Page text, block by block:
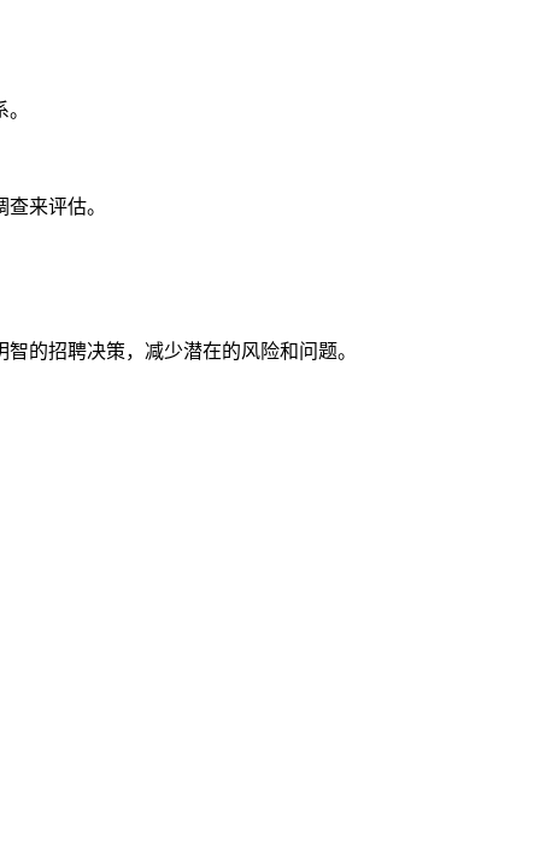
来评估。
的招聘决策，减少潜在的风险和问题。